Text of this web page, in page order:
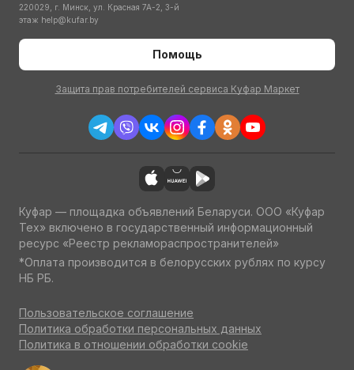
220029, г. Минск, ул. Красная 7А-2, 3-й
этаж help@kufar.by
Помощь
Защита прав потребителей сервиса Куфар Маркет
Куфар — площадка объявлений Беларуси. ООО «Куфар
Тех» включено в государственный информационный
ресурс «Реестр рекламораспространителей»
*Оплата производится в белорусских рублях по курсу
НБ РБ.
Пользовательское соглашение
Политика обработки персональных данных
Политика в отношении обработки cookie